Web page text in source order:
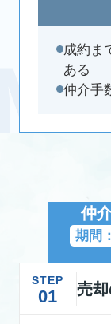
成約ま
ある
仲介手
仲
期間
STEP
01 売